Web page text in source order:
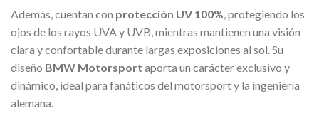
Además, cuentan con protección UV 100% , protegiendo los
ojos de los rayos UVA y UVB, mientras mantienen una visión
clara y confortable durante largas exposiciones al sol. Su
diseño BMW Motorsport aporta un carácter exclusivo y
dinámico, ideal para fanáticos del motorsport y la ingeniería
alemana.